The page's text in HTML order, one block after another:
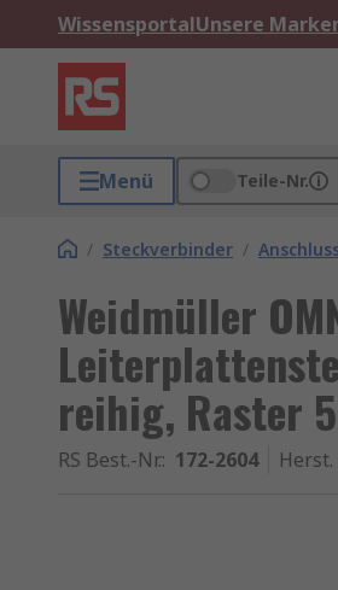
WissensportalUnsere
Menü Teile-Nr.
/ Steckverbinder /
Weidmüller
reihig, Raster
RS Best.-Nr.: 172-2604